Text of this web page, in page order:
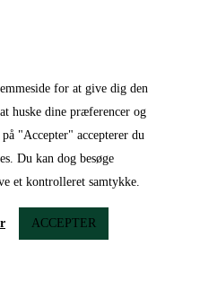
for at give dig den
huske dine præferencer og
"Accepter" accepterer du
Du kan dog besøge
et kontrolleret samtykke.
ACCEPTER